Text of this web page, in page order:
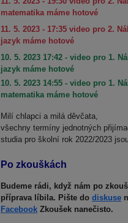
matematika máme hotové
11. 5. 2023 - 17:35 video pro 2.
jazyk máme hotové
10. 5. 2023 17:42 - video pro 1.
jazyk máme hotové
10. 5. 2023 14:55 - video pro 1.
matematika máme hotové
Milí chlapci a milá děvčata,
všechny termíny jednotných
studia pro školní rok 2022/2023
Po zkouškách
Budeme rádi, když nám po
příprava líbila. Pište do diskuse
Facebook Zkoušek nanečisto.